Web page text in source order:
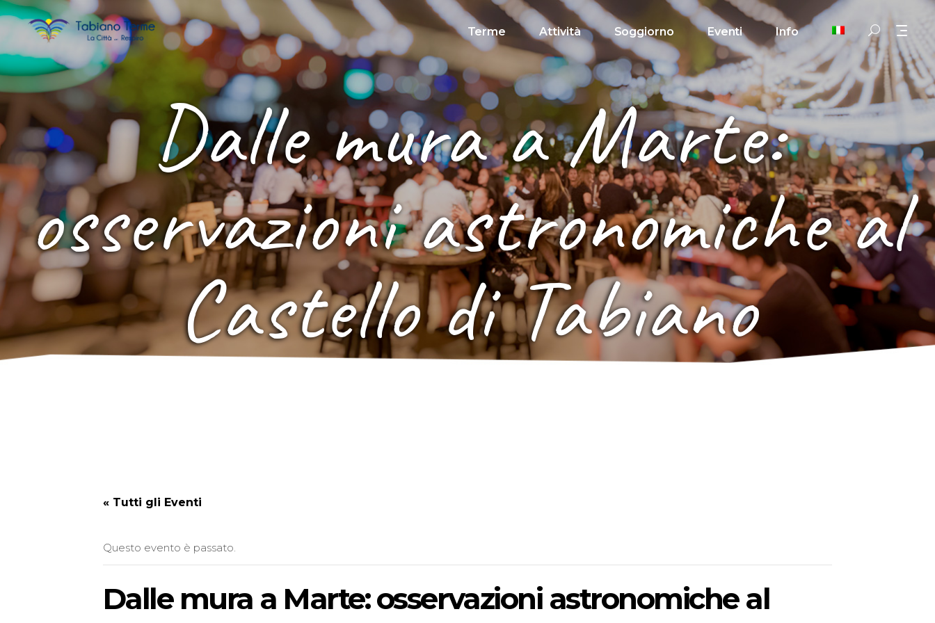
Terme Attività Soggiorno Eventi Info
Dalle mura a Marte:
osservazioni astronomiche al
Castello di Tabiano
« Tutti gli Eventi
Questo evento è passato.
Dalle mura a Marte: osservazioni astronomiche al